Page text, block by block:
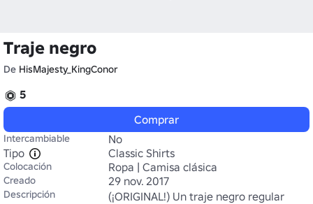
Traje negro
De HisMajesty_KingConor
5
Comprar
Intercambiable
No
Tipo
Classic Shirts
Colocación Ropa | Camisa clásica
Creado 29 nov. 2017
Descripción
(¡ORIGINAL!) Un traje negro regular